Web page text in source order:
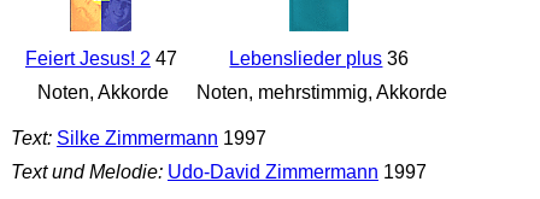
Feiert Jesus! 2 47
Noten, Akkorde
Lebenslieder plus 36
Noten, mehrstimmig, Akkorde
Text: Silke Zimmermann 1997
Text und Melodie: Udo-David Zimmermann 1997